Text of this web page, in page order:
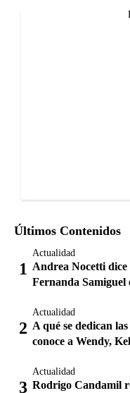
Últimos Contenidos
Actualidad
Andrea Nocetti dice
Fernanda
Actualidad
A qué se dedican
conoce a Wendy,
Actualidad
Rodrigo Candamil